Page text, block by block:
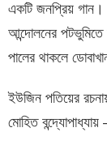
একটি জনপ্রিয় গান।
আন্দোলনের
পালের থাকলে
ইউজিন পতিয়ের
মোহিত বন্দ্যোপাধ্যায়